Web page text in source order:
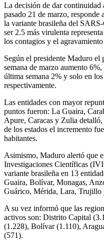
La decisión de dar continuidad
pasado 21 de marzo, responde
la variante brasileña del
ser 2.5 más virulenta
los contagios y el
Según el presidente Maduro el
semana de marzo aumento
última semana 2% y solo en
respectivamente.
Las entidades con mayor
puntos fueron: La Guaira,
Apure, Caracas y Zulia
de los estados el incremento
habitantes.
Asimismo, Maduro alertó que
Investigaciones Científicas
variante brasileña en 13
Guaira, Bolívar, Monagas,
Guárico, Mérida, Lara, Trujillo
A su vez informó que las
activos son: Distrito Capital
(1.228), Bolívar (1.110),
(571).